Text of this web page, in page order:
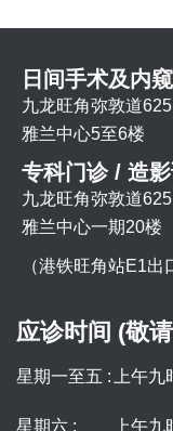
日间手术及内
九龙旺角弥敦道
雅兰中心5至6楼
专科门诊 / 造
九龙旺角弥敦道
雅兰中心一期20楼
（港铁旺角站E1出
应诊时间 (敬
星期一至五 : 上午
星期六 : 上午